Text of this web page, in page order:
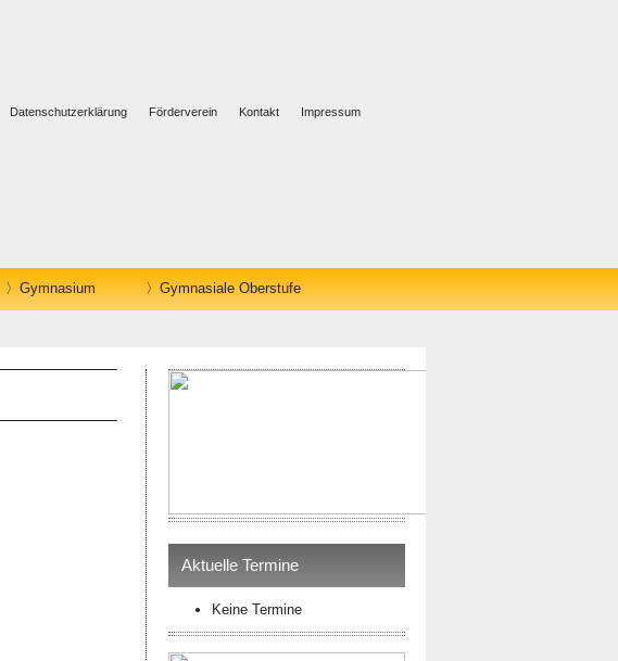
Impressum
Kontakt
Förderverein
Datenschutzerklärung
Gymnasium Gymnasiale Oberstufe
Aktuelle Termine
Keine Termine